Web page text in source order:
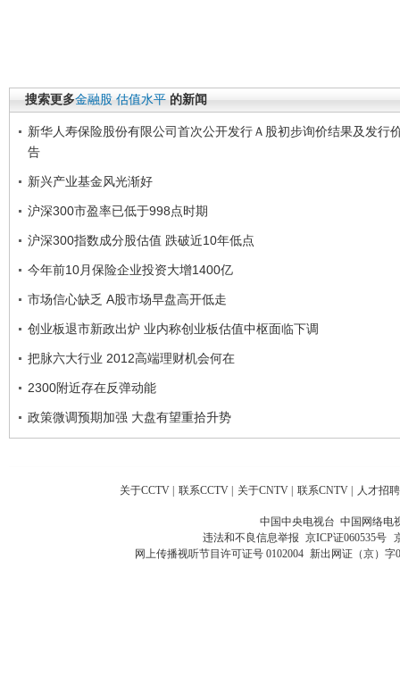
搜索更多金融股 估值水平 的新闻
新华人寿保险股份有限公司首次公开发行Ａ股初步询价结果及发行
告
新兴产业基金风光渐好
沪深300市盈率已低于998点时期
沪深300指数成分股估值 跌破近10年低点
今年前10月保险企业投资大增1400亿
市场信心缺乏 A股市场早盘高开低走
创业板退市新政出炉 业内称创业板估值中枢面临下调
把脉六大行业 2012高端理财机会何在
2300附近存在反弹动能
政策微调预期加强 大盘有望重拾升势
关于CCTV | 联系CCTV | 关于CNTV | 联系CNTV | 人才招聘
中国中央电视台 中国网络电
违法和不良信息举报 京ICP证060535号
网上传播视听节目许可证号 0102004 新出网证（京）